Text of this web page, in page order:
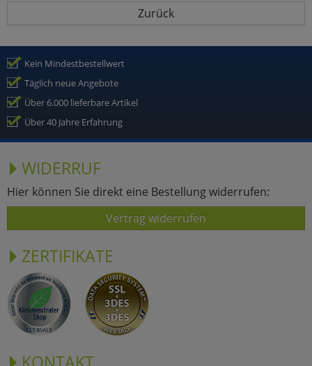
Zurück
Kein Mindestbestellwert
Täglich neue Angebote
Über 6.000 lieferbare Artikel
Über 40 Jahre Erfahrung
WIDERRUF
Hier können Sie direkt eine Bestellung widerrufen:
Vertrag widerrufen
ZERTIFIKATE